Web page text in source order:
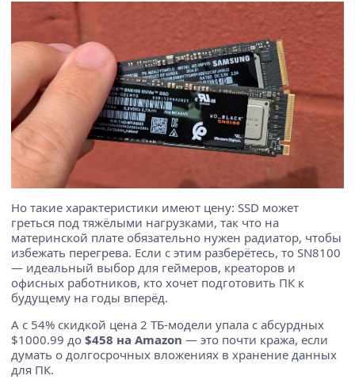
Но такие характеристики имеют цену: SSD может
греться под тяжёлыми нагрузками, так что на
материнской плате обязательно нужен радиатор, чтобы
избежать перегрева. Если с этим разберётесь, то SN8100
— идеальный выбор для геймеров, креаторов и
офисных работников, кто хочет подготовить ПК к
будущему на годы вперёд.
А с 54% скидкой цена 2 ТБ-модели упала с абсурдных
$1000.99 до $458 на Amazon — это почти кража, если
думать о долгосрочных вложениях в хранение данных
для ПК.